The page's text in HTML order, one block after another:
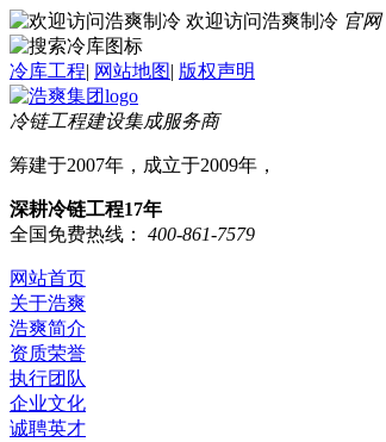
欢迎访问浩爽制冷 官网
冷库工程| 网站地图| 版权声明
冷链工程建设集成服务商
筹建于2007年，成立于2009年，
深耕冷链工程17年
全国免费热线：
400-861-7579
网站首页
关于浩爽
浩爽简介
资质荣誉
执行团队
企业文化
诚聘英才